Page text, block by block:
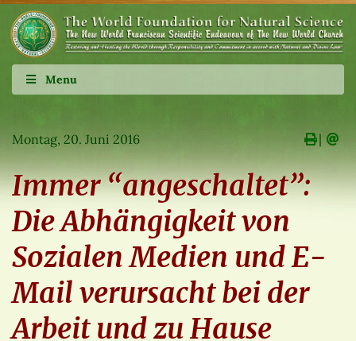
Menu
Montag, 20. Juni 2016 ∣
Immer “angeschaltet”:
Die Abhängigkeit von
Sozialen Medien und E-
Mail verursacht bei der
Arbeit und zu Hause